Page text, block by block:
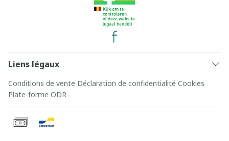
Liens légaux
Conditions de vente Déclaration de confidentialité Cookies
Plate-forme ODR